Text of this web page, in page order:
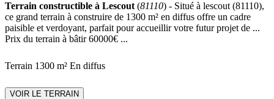
Terrain constructible à Lescout (81110) - Situé à lescout (81110),
ce grand terrain à construire de 1300 m² en diffus offre un cadre
paisible et verdoyant, parfait pour accueillir votre futur projet de ...
Prix du terrain à bâtir 60000€ ...
Terrain 1300 m² En diffus
VOIR LE TERRAIN